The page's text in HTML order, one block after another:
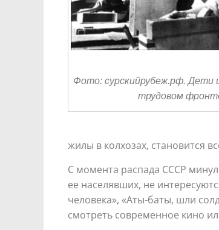
Фото: сурскийрубеж.рф. Дети
трудовом
жилы в колхозах, становится
С момента распада СССР
ее населявших, не
человека», «Аты-баты, шли
смотреть современное кино